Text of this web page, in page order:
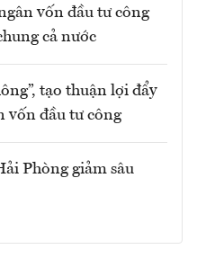
vốn đầu tư công
cả nước
tạo thuận lợi đẩy
vốn đầu tư công
Phòng giảm sâu